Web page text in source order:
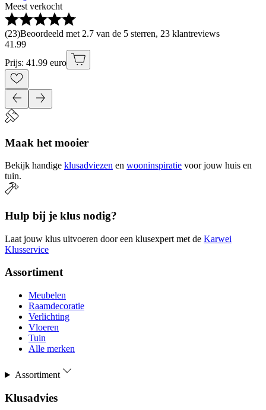
Meest verkocht
(23)Beoordeeld met 2.7 van de 5 sterren, 23 klantreviews
41 .99
Prijs: 41.99 euro
Maak het mooier
Bekijk handige klusadviezen en wooninspiratie voor jouw huis en
tuin.
Hulp bij je klus nodig?
Laat jouw klus uitvoeren door een klusexpert met de Karwei
Klusservice
Assortiment
Meubelen
Raamdecoratie
Verlichting
Vloeren
Tuin
Alle merken
Assortiment
Klusadvies